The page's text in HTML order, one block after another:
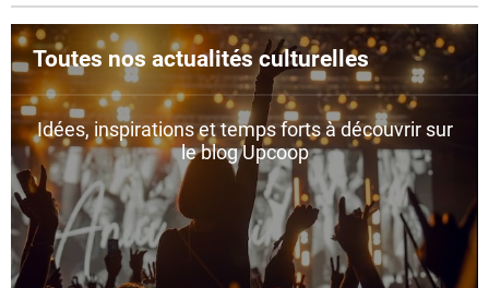
Toutes nos actualités culturelles
Idées, inspirations et temps forts à découvrir sur
le blog Upcoop